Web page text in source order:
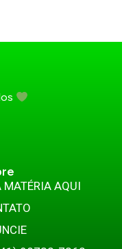
MATÉRIA AQUI